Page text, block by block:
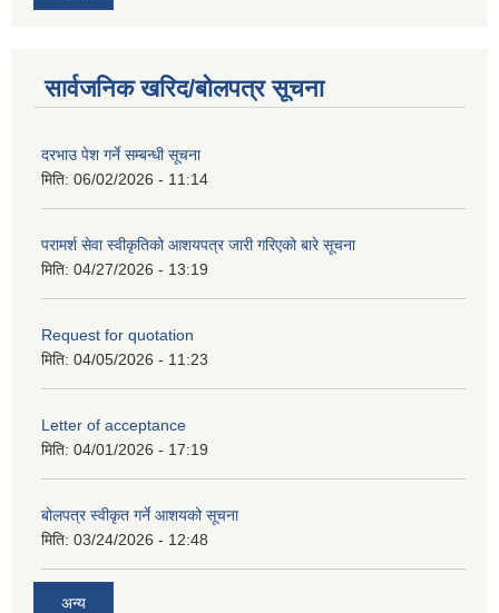
सार्वजनिक खरिद/बोलपत्र सूचना
दरभाउ पेश गर्ने सम्बन्धी सूचना
मिति: 06/02/2026 - 11:14
परामर्श सेवा स्वीकृतिको आशयपत्र जारी गरिएको बारे सूचना
मिति: 04/27/2026 - 13:19
Request for quotation
मिति: 04/05/2026 - 11:23
Letter of acceptance
मिति: 04/01/2026 - 17:19
बोलपत्र स्वीकृत गर्ने आशयको सूचना
मिति: 03/24/2026 - 12:48
अन्य